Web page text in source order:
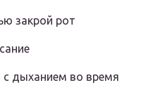
закрой рот
дыханием во время